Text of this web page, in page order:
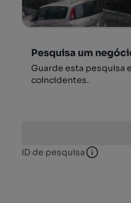
Pesquisa um
Guarde esta pesquisa
coincidentes.
ID de pesquisa ID de